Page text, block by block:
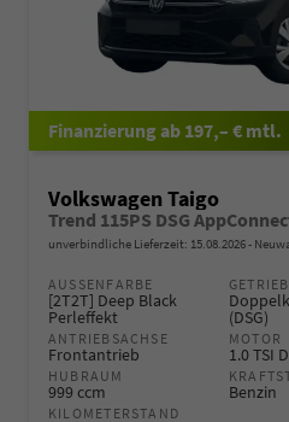
ab 197,– € mtl.
Volkswagen Taigo
unverbindliche Lieferzeit: 15.08.2026
AUSSENFARBE
[2T2T] Deep Black
Perleffekt (DSG)
ANTRIEBSACHSE
Frontantrieb
MOTOR
1.0 TSI
HUBRAUM
999 ccm Benzin
KILOMETERSTAND